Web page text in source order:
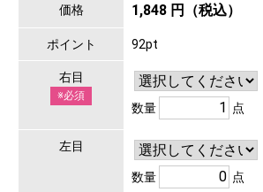
価格 1,848 円（税込）
ポイント 92pt
右目
※必須
数量 点
左目
数量 点